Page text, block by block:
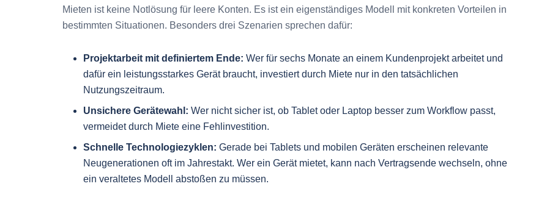
Mieten ist keine Notlösung für leere Konten. Es ist ein eigenständiges Modell mit konkreten Vorteilen in
bestimmten Situationen. Besonders drei Szenarien sprechen dafür:
Projektarbeit mit definiertem Ende: Wer für sechs Monate an einem Kundenprojekt arbeitet und
dafür ein leistungsstarkes Gerät braucht, investiert durch Miete nur in den tatsächlichen
Nutzungszeitraum.
Unsichere Gerätewahl: Wer nicht sicher ist, ob Tablet oder Laptop besser zum Workflow passt,
vermeidet durch Miete eine Fehlinvestition.
Schnelle Technologiezyklen: Gerade bei Tablets und mobilen Geräten erscheinen relevante
Neugenerationen oft im Jahrestakt. Wer ein Gerät mietet, kann nach Vertragsende wechseln, ohne
ein veraltetes Modell abstoßen zu müssen.